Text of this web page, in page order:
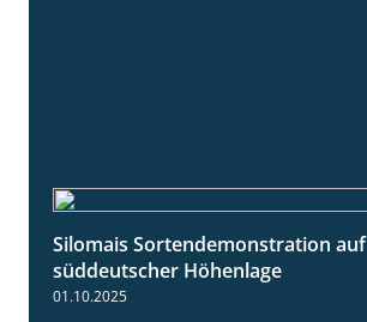
Silomais Sortendemonstration auf
süddeutscher Höhenlage
01.10.2025